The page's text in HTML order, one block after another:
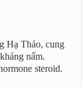
Hạ Thảo, cung
nấm.
steroid.